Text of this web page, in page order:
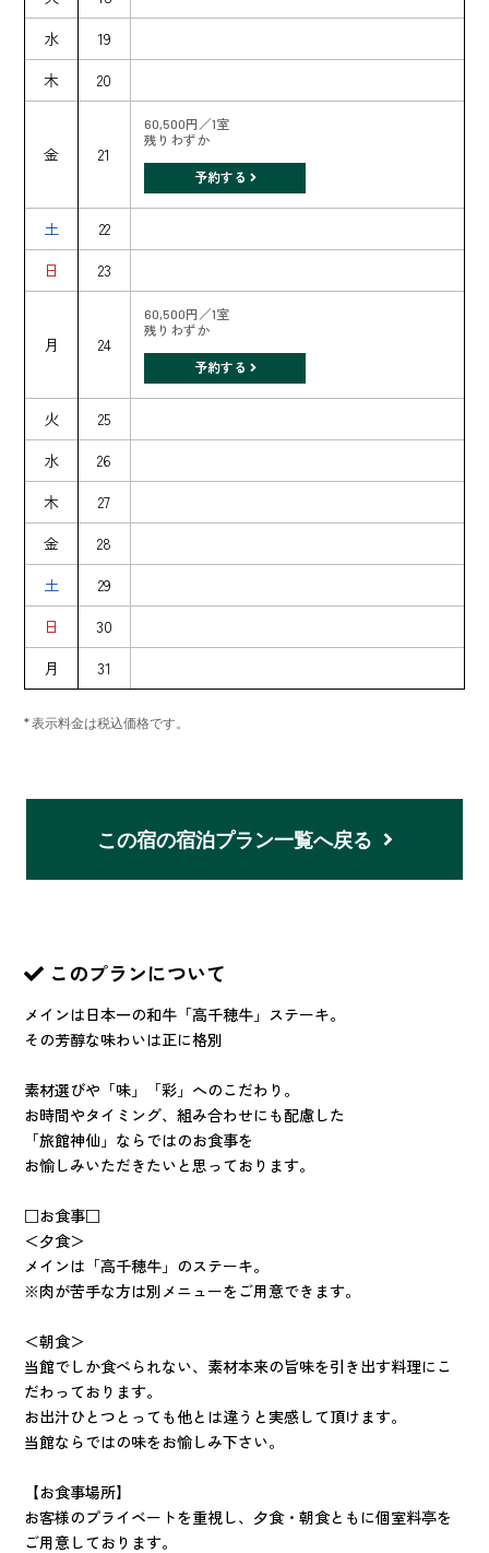
水
19
木
20
金 21
60,500円／1室
残りわずか
予約する
土
22
日
23
月 24
60,500円／1室
残りわずか
予約する
火
25
水
26
木
27
金
28
土
29
日
30
月
31
* 表示料金は税込価格です。
この宿の宿泊プラン一覧へ戻る
このプランについて
メインは日本一の和牛「高千穂牛」ステーキ。
その芳醇な味わいは正に格別
素材選びや「味」「彩」へのこだわり。
お時間やタイミング、組み合わせにも配慮した
「旅館神仙」ならではのお食事を
お愉しみいただきたいと思っております。
□お食事□
＜夕食＞
メインは「高千穂牛」のステーキ。
※肉が苦手な方は別メニューをご用意できます。
＜朝食＞
当館でしか食べられない、素材本来の旨味を引き出す料理にこ
だわっております。
お出汁ひとつとっても他とは違うと実感して頂けます。
当館ならではの味をお愉しみ下さい。
【お食事場所】
お客様のプライベートを重視し、夕食・朝食ともに個室料亭を
ご用意しております。